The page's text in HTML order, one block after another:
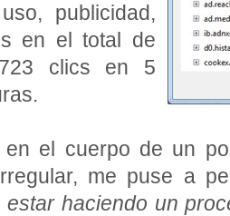
publicidad,
en el total de
clics en 5
el cuerpo de un
me puse a
haciendo un